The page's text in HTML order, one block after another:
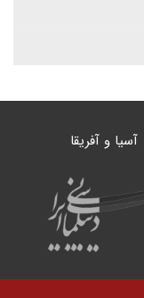
آسیا و آفریقا